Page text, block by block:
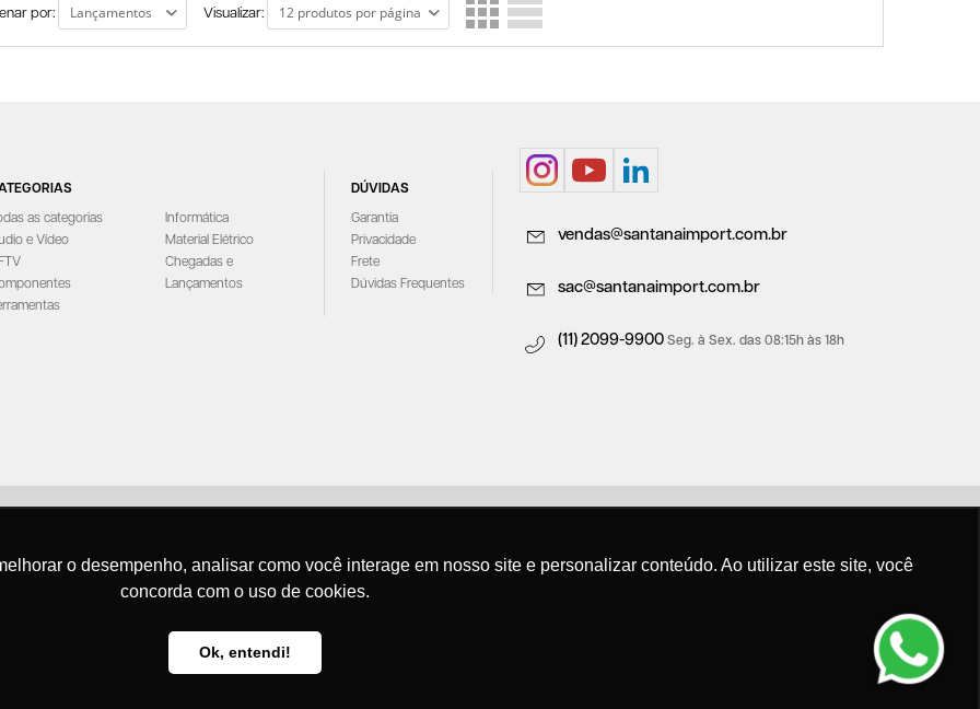
o desempenho, analisar como você interage em nosso site e personalizar conteúdo. Ao utilizar este site, você
concorda com o uso de cookies.
Ok, entendi!
por: Visualizar:
as categorias
e Vídeo
Informática
Material Elétrico
Chegadas e
Lançamentos
DÚVIDAS
Garantia
Privacidade
Frete
Dúvidas Frequentes
vendas@santanaimport.com.br
sac@santanaimport.com.br
(11) 2099-9900 Seg. à Sex. das 08:15h às 18h
Fone:(11) 2099-9900 - E-mail:vendas@santanaimport.com.brSAC:sac@santanaimport.com.br
@2026- Todos os direitos reservados